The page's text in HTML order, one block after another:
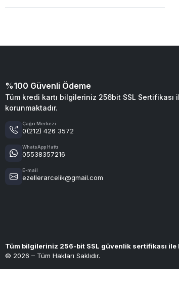
%100 Güvenli Ödeme
Tüm kredi kartı bilgileriniz 256bit SSL Sertifikası
korunmaktadır.
Çağrı Merkezi
0(212) 426 3572
WhatsApp Hattı
05538357216
E-mail
ezellerarcelik@gmail.com
Tüm bilgileriniz 256-bit SSL güvenlik sertifikası ile
© 2026 – Tüm Hakları Saklıdır.